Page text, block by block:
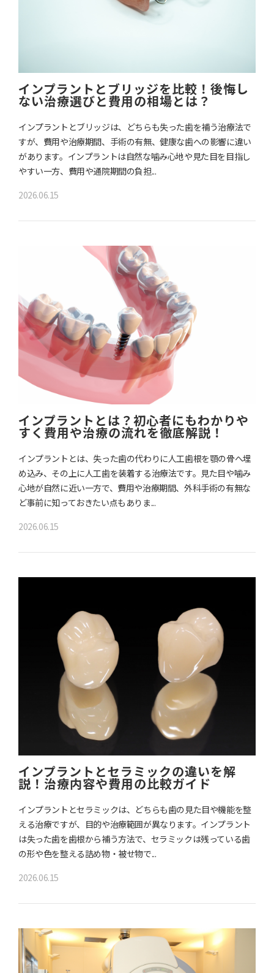
インプラントとブリッジを比較！後悔し
ない治療選びと費用の相場とは？
インプラントとブリッジは、どちらも失った歯を補う治療法で
すが、費用や治療期間、手術の有無、健康な歯への影響に違い
があります。インプラントは自然な噛み心地や見た目を目指し
やすい一方、費用や通院期間の負担...
2026.06.15
インプラントとは？初心者にもわかりや
すく費用や治療の流れを徹底解説！
インプラントとは、失った歯の代わりに人工歯根を顎の骨へ埋
め込み、その上に人工歯を装着する治療法です。見た目や噛み
心地が自然に近い一方で、費用や治療期間、外科手術の有無な
ど事前に知っておきたい点もありま...
2026.06.15
インプラントとセラミックの違いを解
説！治療内容や費用の比較ガイド
インプラントとセラミックは、どちらも歯の見た目や機能を整
える治療ですが、目的や治療範囲が異なります。インプラント
は失った歯を歯根から補う方法で、セラミックは残っている歯
の形や色を整える詰め物・被せ物で...
2026.06.15